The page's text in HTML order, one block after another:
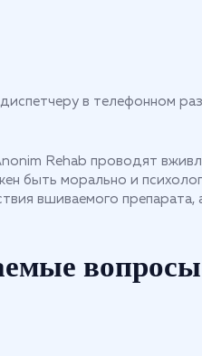
в телефонном
Rehab проводят
быть морально и
вшиваемого препарата,
вопросы